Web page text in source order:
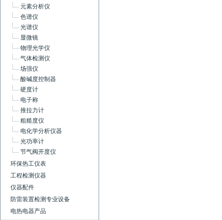
元素分析仪
色谱仪
光谱仪
显微镜
物理光学仪
气体检测仪
场强仪
酸碱度控制器
硬度计
电子称
推拉力计
粗糙度仪
电化学分析仪器
光功率计
节气阀开度仪
环保热工仪表
工程检测仪器
仪器配件
防雷装置检测专业设备
电热电器产品